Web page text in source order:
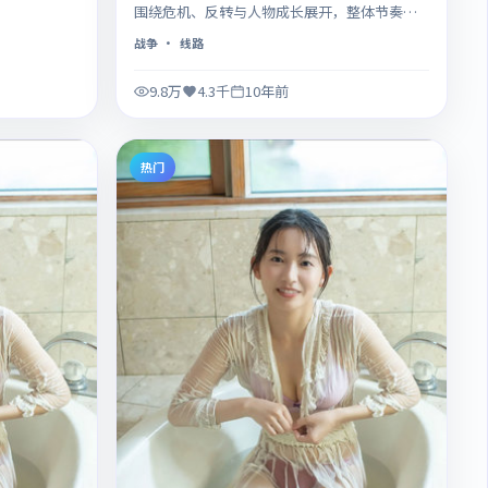
围绕危机、反转与人物成长展开，整体节奏紧
凑，值得推荐观看。
战争 · 线路
9.8万 4.3千 10年前
热门